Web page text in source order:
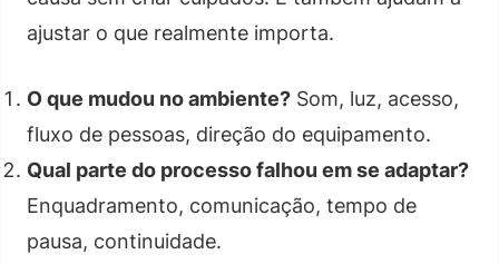
ajustar o que realmente importa.
O que mudou no ambiente? Som, luz, acesso,
fluxo de pessoas, direção do equipamento.
Qual parte do processo falhou em se adaptar?
Enquadramento, comunicação, tempo de
pausa, continuidade.